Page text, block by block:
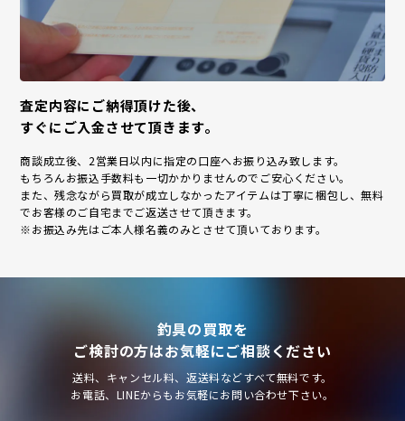
査定内容にご納得頂けた後、
すぐにご入金させて頂きます。
商談成立後、2営業日以内に指定の口座へお振り込み致します。
もちろんお振込手数料も一切かかりませんのでご安心ください。
また、残念ながら買取が成立しなかったアイテムは丁寧に梱包し、無料
でお客様のご自宅までご返送させて頂きます。
※お振込み先はご本人様名義のみとさせて頂いております。
釣具の買取を
ご検討の方はお気軽にご相談ください
送料、キャンセル料、返送料などすべて無料です。
お電話、LINEからもお気軽にお問い合わせ下さい。